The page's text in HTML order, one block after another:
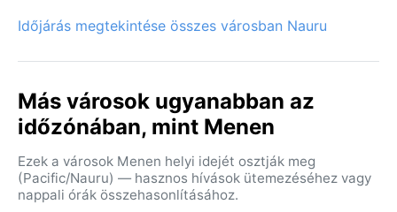
Időjárás megtekintése összes városban Nauru
Más városok ugyanabban az
időzónában, mint Menen
Ezek a városok Menen helyi idejét osztják meg
(Pacific/Nauru) — hasznos hívások ütemezéséhez vagy
nappali órák összehasonlításához.